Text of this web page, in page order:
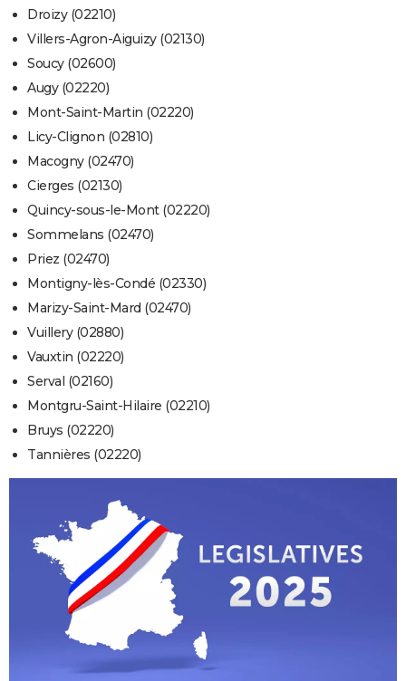
Droizy (02210)
Villers-Agron-Aiguizy (02130)
Soucy (02600)
Augy (02220)
Mont-Saint-Martin (02220)
Licy-Clignon (02810)
Macogny (02470)
Cierges (02130)
Quincy-sous-le-Mont (02220)
Sommelans (02470)
Priez (02470)
Montigny-lès-Condé (02330)
Marizy-Saint-Mard (02470)
Vuillery (02880)
Vauxtin (02220)
Serval (02160)
Montgru-Saint-Hilaire (02210)
Bruys (02220)
Tannières (02220)